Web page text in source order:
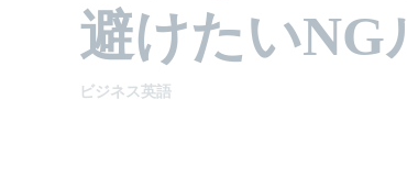
避けたいNG
ビジネス英語